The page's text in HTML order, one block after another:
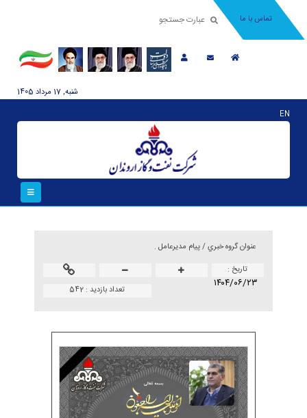
تماس با ما
شنبه, 17 مرداد 1405
EN
عنوان گروه خبري /پیام مدیرعامل .
تاريخ :
۱۴۰۴/۰۶/۲۳ تعداد بازدید : 542